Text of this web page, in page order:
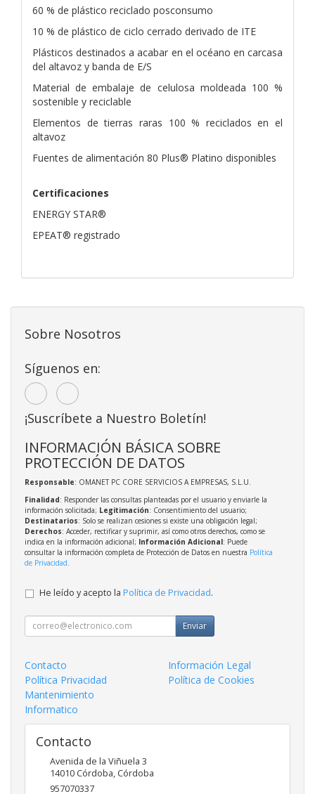
60 % de plástico reciclado posconsumo
10 % de plástico de ciclo cerrado derivado de ITE
Plásticos destinados a acabar en el océano en carcasa
del altavoz y banda de E/S
Material de embalaje de celulosa moldeada 100 %
sostenible y reciclable
Elementos de tierras raras 100 % reciclados en el
altavoz
Fuentes de alimentación 80 Plus® Platino disponibles
Certificaciones
ENERGY STAR®
EPEAT® registrado
Sobre Nosotros
Síguenos en:
¡Suscríbete a Nuestro Boletín!
INFORMACIÓN BÁSICA SOBRE
PROTECCIÓN DE DATOS
Responsable: OMANET PC CORE SERVICIOS A EMPRESAS, S.L.U.
Finalidad: Responder las consultas planteadas por el usuario y enviarle la
información solicitada; Legitimación: Consentimiento del usuario;
Destinatarios: Solo se realizan cesiones si existe una obligación legal;
Derechos: Acceder, rectificar y suprimir, así como otros derechos, como se
indica en la información adicional; Información Adicional: Puede
consultar la información completa de Protección de Datos en nuestra Política
de Privacidad
He leído y acepto la Política de Privacidad.
Enviar
Contacto
Información Legal
Política Privacidad
Política de Cookies
Mantenimiento
Informatico
Contacto
Avenida de la Viñuela 3
14010 Córdoba, Córdoba
957070337